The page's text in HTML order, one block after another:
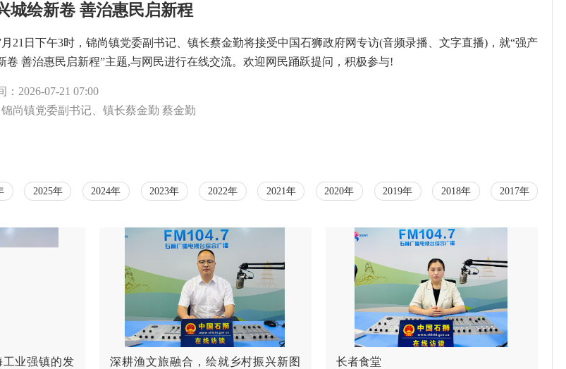
城绘新卷 善治惠民启新程
月21日下午3时，锦尚镇党委副书记、镇长蔡金勤将接受中国石狮政府网专访(音频录播、文字直播)，就“强产
卷 善治惠民启新程”主题,与网民进行在线交流。欢迎网民踊跃提问，积极参与!
： 2026-07-21 07:00
锦尚镇党委副书记、镇长蔡金勤 蔡金勤
2025年 2024年 2023年 2022年 2021年 2020年 2019年 2018年 2017年
业强镇的发
深耕渔文旅融合，绘就乡村振兴新图
长者食堂